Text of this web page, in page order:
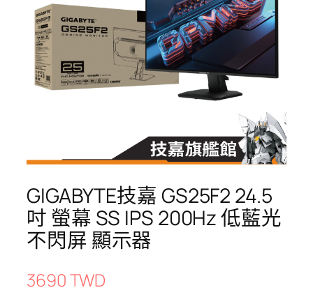
GIGABYTE技嘉 GS25F2 24.5
吋 螢幕 SS IPS 200Hz 低藍光
不閃屏 顯示器
3690 TWD